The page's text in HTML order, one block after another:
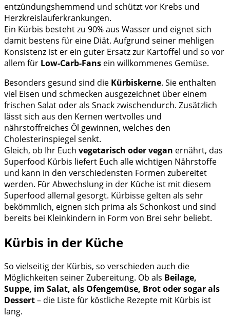
entzündungshemmend und schützt vor Krebs und
Herzkreislauferkrankungen.
Ein Kürbis besteht zu 90% aus Wasser und eignet sich
damit bestens für eine Diät. Aufgrund seiner mehligen
Konsistenz ist er ein guter Ersatz zur Kartoffel und so vor
allem für Low-Carb-Fans ein willkommenes Gemüse.
Besonders gesund sind die Kürbiskerne. Sie enthalten
viel Eisen und schmecken ausgezeichnet über einem
frischen Salat oder als Snack zwischendurch. Zusätzlich
lässt sich aus den Kernen wertvolles und
nährstoffreiches Öl gewinnen, welches den
Cholesterinspiegel senkt.
Gleich, ob Ihr Euch vegetarisch oder vegan ernährt, das
Superfood Kürbis liefert Euch alle wichtigen Nährstoffe
und kann in den verschiedensten Formen zubereitet
werden. Für Abwechslung in der Küche ist mit diesem
Superfood allemal gesorgt. Kürbisse gelten als sehr
bekömmlich, eignen sich prima als Schonkost und sind
bereits bei Kleinkindern in Form von Brei sehr beliebt.
Kürbis in der Küche
So vielseitig der Kürbis, so verschieden auch die
Möglichkeiten seiner Zubereitung. Ob als Beilage,
Suppe, im Salat, als Ofengemüse, Brot oder sogar als
Dessert– die Liste für köstliche Rezepte mit Kürbis ist
lang.